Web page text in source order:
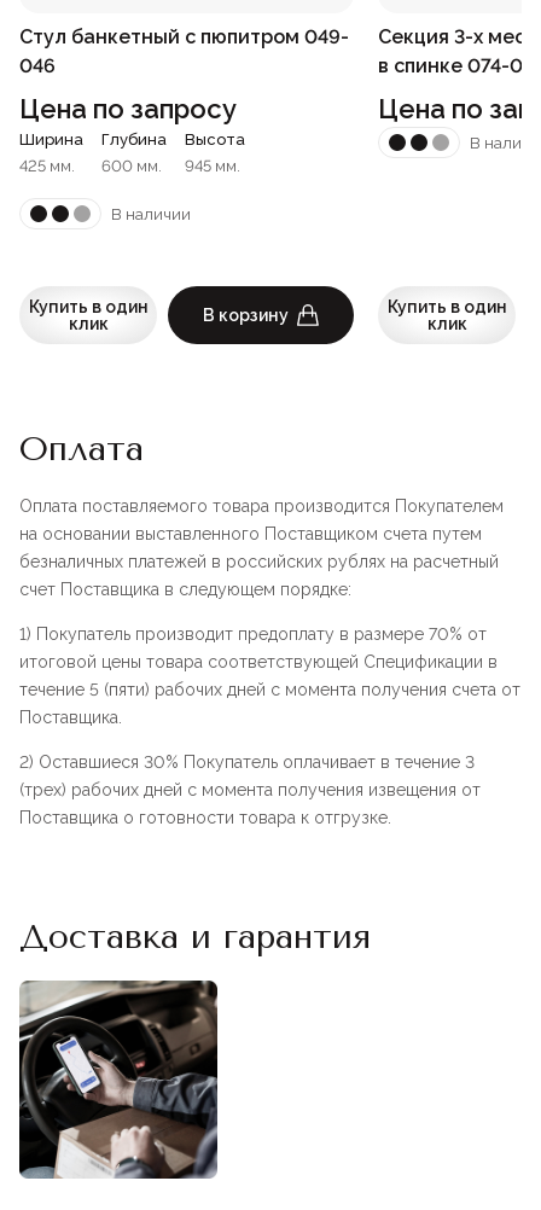
Стул банкетный с пюпитром 049-
046
Цена по запросу
Ширина
425 мм.
Глубина
600 мм.
Высота
945 мм.
В наличии
Купить в один
клик
В корзину
Секция 3-х
в спинке 074-
Цена по
В
Купить в один
клик
Оплата
Оплата поставляемого товара производится Покупателем
на основании выставленного Поставщиком счета путем
безналичных платежей в российских рублях на расчетный
счет Поставщика в следующем порядке:
1) Покупатель производит предоплату в размере 70% от
итоговой цены товара соответствующей Спецификации в
течение 5 (пяти) рабочих дней с момента получения счета от
Поставщика.
2) Оставшиеся 30% Покупатель оплачивает в течение 3
(трех) рабочих дней с момента получения извещения от
Поставщика о готовности товара к отгрузке.
Доставка и гарантия